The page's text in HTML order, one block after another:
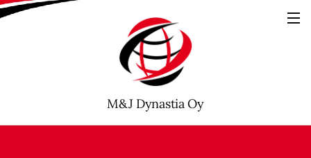
M&J Dynastia Oy